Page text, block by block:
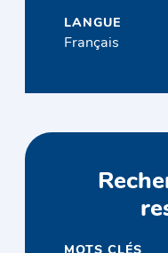
LANGUE
Français